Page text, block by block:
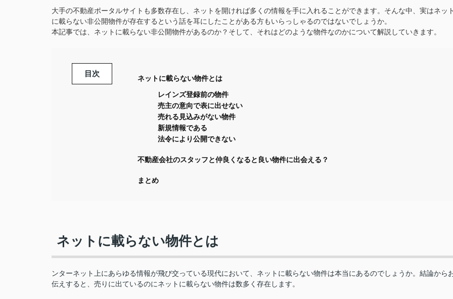
大手の不動産ポータルサイトも多数存在し、ネットを開ければ多くの情報を手に入れることができます。そんな中、実はネッ
に載らない非公開物件が存在するという話を耳にしたことがある方もいらっしゃるのではないでしょうか。
本記事では、ネットに載らない非公開物件があるのか？そして、それはどのような物件なのかについて解説していきます。
目次
ネットに載らない物件とは
レインズ登録前の物件
売主の意向で表に出せない
売れる見込みがない物件
新規情報である
法令により公開できない
不動産会社のスタッフと仲良くなると良い物件に出会える？
まとめ
ネットに載らない物件とは
ンターネット上にあらゆる情報が飛び交っている現代において、ネットに載らない物件は本当にあるのでしょうか。結論から
伝えすると、売りに出ているのにネットに載らない物件は数多く存在します。